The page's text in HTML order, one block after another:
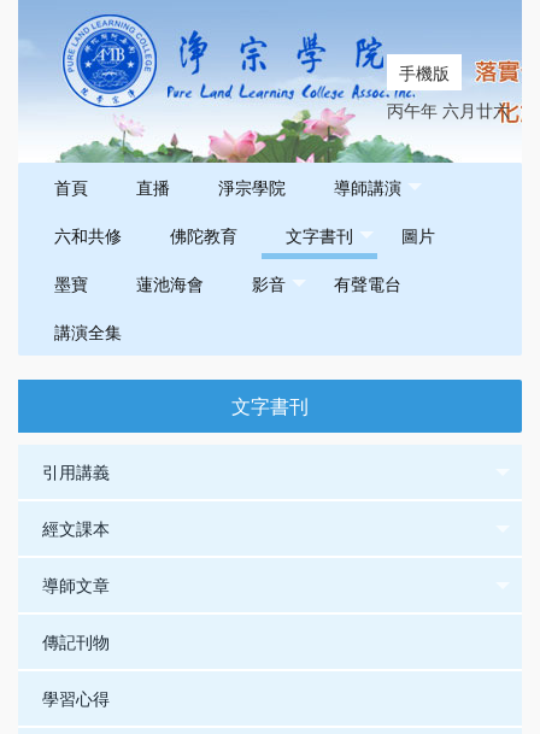
手機版
丙午年 六月廿六
首頁 直播 淨宗學院
導師講演
六和共修
佛陀教育 文字書刊
圖片
墨寶
蓮池海會 影音
有聲電台
講演全集
文字書刊
引用講義
經文課本
導師文章
傳記刊物
學習心得